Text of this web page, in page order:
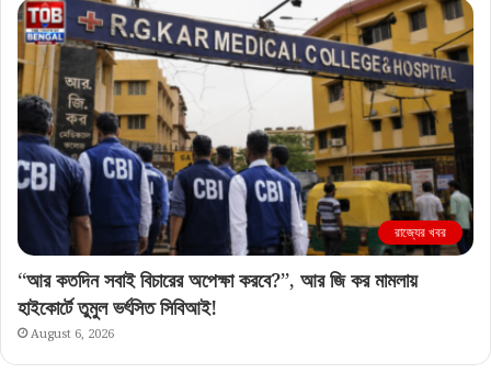
রাজ্যের খবর
“আর কতদিন সবাই বিচারের অপেক্ষা করবে?”, আর জি কর মামলায়
হাইকোর্টে তুমুল ভর্ৎসিত সিবিআই!
August 6, 2026